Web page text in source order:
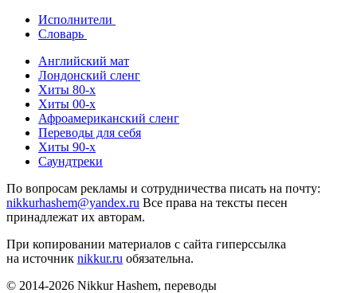
Исполнители
Словарь
Английский мат
Лондонский сленг
Хиты 80-х
Хиты 00-х
Афроамериканский сленг
Переводы для себя
Хиты 90-х
Саундтреки
По вопросам рекламы и сотрудничества писать на почту:
nikkurhashem@yandex.ru Все права на тексты песен
принадлежат их авторам.
При копировании материалов с сайта гиперссылка
на источник nikkur.ru обязательна.
© 2014-2026 Nikkur Hashem, переводы